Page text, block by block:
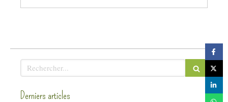
Rechercher
Derniers articles